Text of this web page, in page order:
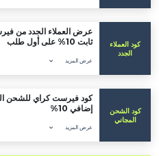
عرض العملاء الجدد من فيرست
ثابت 10% على أول طلب
كود فيرست كراي للشحن المجاني +
إضافي 10%